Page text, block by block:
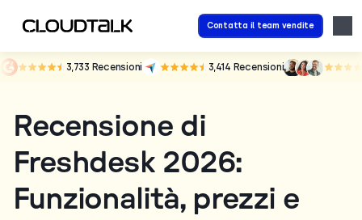
Contatta il team vendite
3,733 Recensioni 3,414 Recensioni
Recensione di
Freshdesk 2026:
Funzionalità, prezzi e